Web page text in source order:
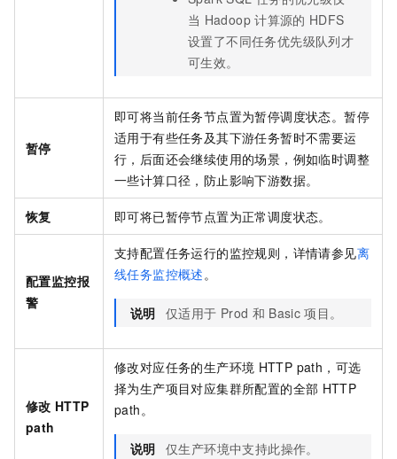
当 Hadoop 计算源的 HDFS
设置了不同任务优先级队列才
可生效。
暂停
即可将当前任务节点置为暂停调度状态。暂停
适用于有些任务及其下游任务暂时不需要运
行，后面还会继续使用的场景，例如临时调整
一些计算口径，防止影响下游数据。
恢复 即可将已暂停节点置为正常调度状态。
配置监控报
警
支持配置任务运行的监控规则，详情请参见离
线任务监控概述。
说明 仅适用于 Prod 和 Basic 项目。
修改 HTTP
path
修改对应任务的生产环境 HTTP path，可选
择为生产项目对应集群所配置的全部 HTTP
path。
说明 仅生产环境中支持此操作。